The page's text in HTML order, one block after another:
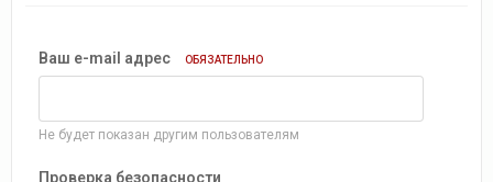
Ваш e-mail адрес ОБЯЗАТЕЛЬНО
Не будет показан другим пользователям
Проверка безопасности